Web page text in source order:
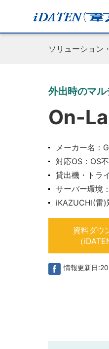
ソリューション
外出時のマル
On-
メーカー名：
対応OS：OS
貸出機・トラ
サーバー環境
iKAZUCHI(雷)
資料ダウ
（
情報更新日